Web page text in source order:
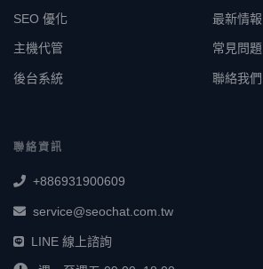
SEO 優化
主機代管
後台系統
最新情報
常見問題
聯絡我們
聯絡資訊
+886931900609
service@seochat.com.tw
LINE 線上諮詢